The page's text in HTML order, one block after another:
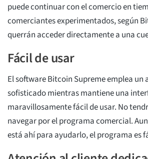
puede continuar con el comercio en
comerciantes experimentados, según
querrán acceder directamente a una
Fácil de usar
El software Bitcoin Supreme emplea
sofisticado mientras mantiene una
maravillosamente fácil de usar. No
navegar por el programa comercial.
está ahí para ayudarlo, el programa es